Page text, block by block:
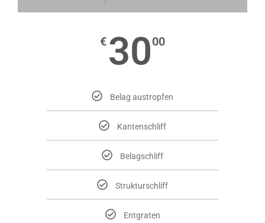
€ 3000
Belag austropfen
Kantenschliff
Belagschliff
Strukturschliff
Entgraten